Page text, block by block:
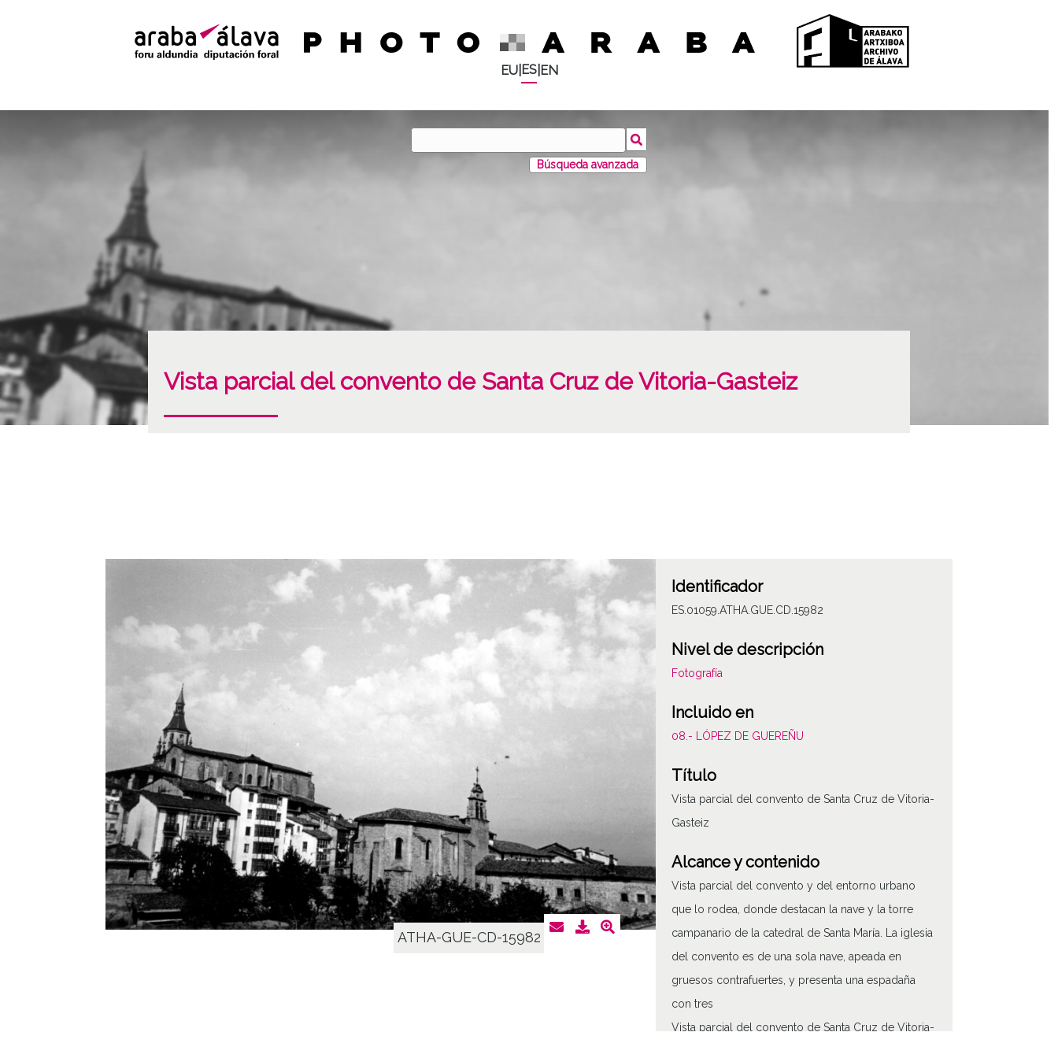
EU| ES| EN
Búsqueda avanzada
Vista parcial del convento de Santa Cruz de Vitoria-Gasteiz
ATHA-GUE-CD-15982
Identificador
ES.01059.ATHA.GUE.CD.15982
Nivel de descripción
Fotografía
Incluido en
08.- LÓPEZ DE GUEREÑU
Título
Vista parcial del convento de Santa Cruz de Vitoria-
Gasteiz
Alcance y contenido
Vista parcial del convento y del entorno urbano
que lo rodea, donde destacan la nave y la torre
campanario de la catedral de Santa María. La iglesia
del convento es de una sola nave, apeada en
gruesos contrafuertes, y presenta una espadaña
con tres
Vista parcial del convento de Santa Cruz de Vitoria-